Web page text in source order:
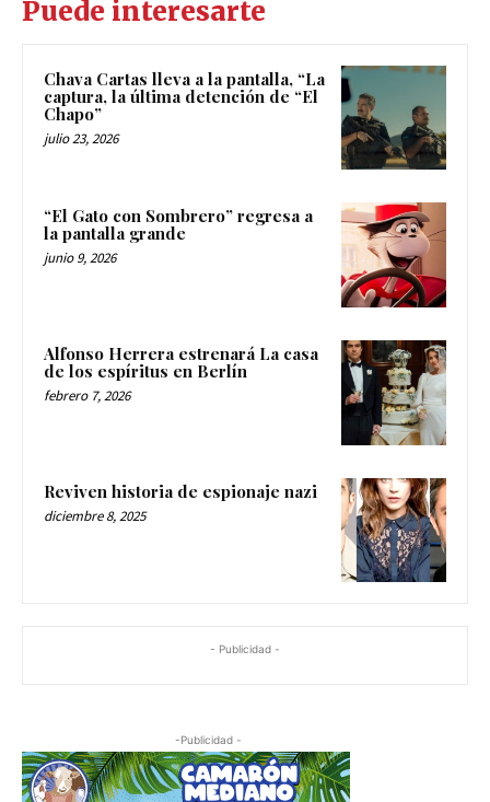
Puede interesarte
Chava Cartas lleva a la pantalla, “La
captura, la última detención de “El
Chapo”
julio 23, 2026
“El Gato con Sombrero” regresa a
la pantalla grande
junio 9, 2026
Alfonso Herrera estrenará La casa
de los espíritus en Berlín
febrero 7, 2026
Reviven historia de espionaje nazi
diciembre 8, 2025
- Publicidad -
-Publicidad -